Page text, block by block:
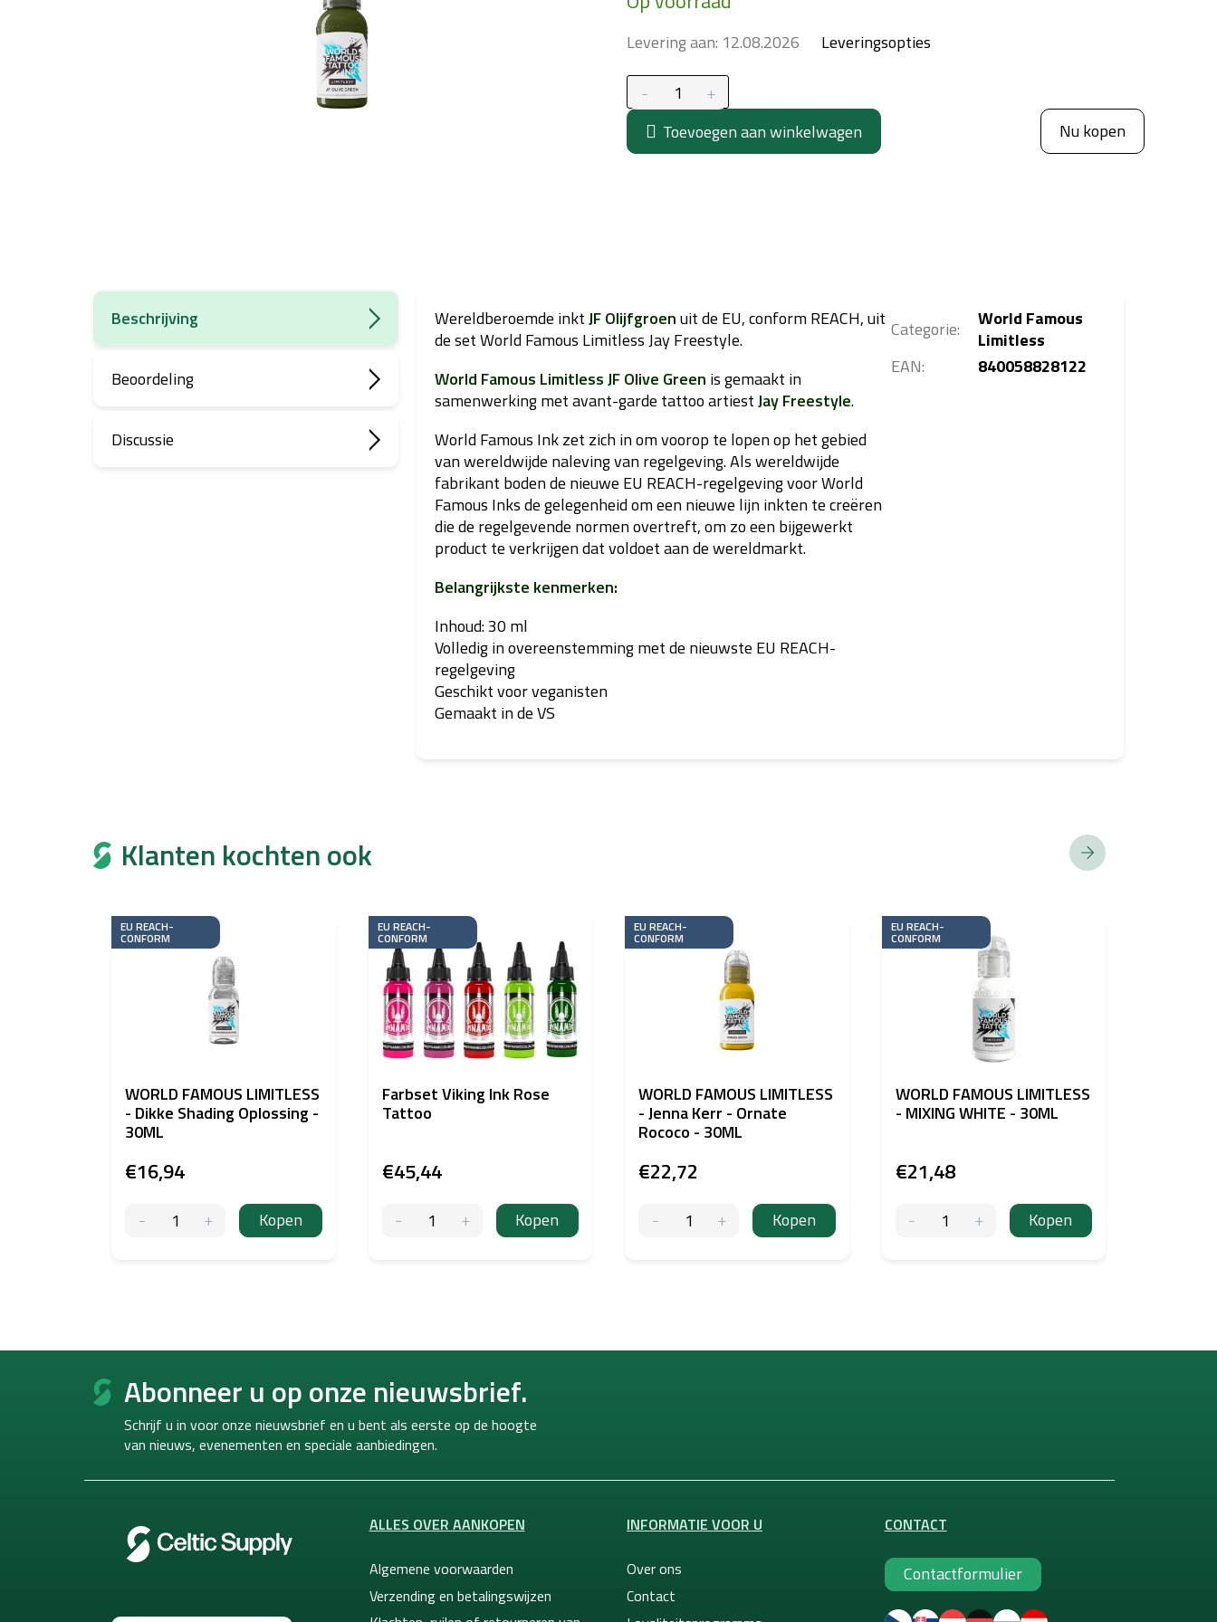
Levering aan: 12.08.2026 Leveringsopties
Toevoegen aan winkelwagen Nu kopen
Beschrijving
Beoordeling
Discussie
Wereldberoemde inktJF Olijfgroenuit de EU, conform REACH, uit
de set World Famous Limitless Jay Freestyle.
World Famous Limitless JF Olive Green is gemaakt in
samenwerking met avant-garde tattoo artiestJay Freestyle.
World Famous Ink zet zich in om voorop te lopen op het gebied
van wereldwijde naleving van regelgeving. Als wereldwijde
fabrikant boden de nieuwe EU REACH-regelgeving voor World
Famous Inks de gelegenheid om een nieuwe lijn inkten te creëren
die de regelgevende normen overtreft, om zo een bijgewerkt
product te verkrijgen dat voldoet aan de wereldmarkt.
Belangrijkste kenmerken:
Inhoud: 30 ml
Volledig in overeenstemming met de nieuwste EU REACH-
regelgeving
Geschikt voor veganisten
Gemaakt in de VS
Categorie:
World Famous
Limitless
EAN: 840058828122
Klanten kochten ook
EU REACH-
CONFORM
WORLD FAMOUS LIMITLESS
- Dikke Shading Oplossing -
30ML
€16,94
Kopen
EU REACH-
CONFORM
Farbset Viking Ink Rose
Tattoo
€45,44
Kopen
EU REACH-
CONFORM
WORLD FAMOUS LIMITLESS
- Jenna Kerr - Ornate
Rococo - 30ML
€22,72
Kopen
EU REACH-
CONFORM
WORLD FAMOUS LIMITLESS
- MIXING WHITE - 30ML
€21,48
Kopen
F
Abonneer u op onze nieuwsbrief.
Schrijf u in voor onze nieuwsbrief en u bent als eerste op de hoogte
van nieuws, evenementen en speciale aanbiedingen.
ALLES OVER AANKOPEN
Algemene voorwaarden
Verzending en betalingswijzen
INFORMATIE VOOR U
Over ons
Contact
CONTACT
Contactformulier